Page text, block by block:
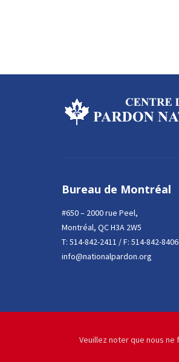
Bureau de Montréal
#650 – 2000 rue Peel,
Montréal, QC H3A 2W5
T: 514-842-2411 / F: 514-842-8406
info@nationalpardon.org
Veuillez noter que nous